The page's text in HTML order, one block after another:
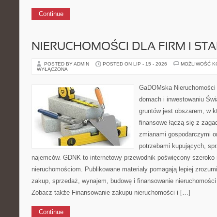
Continue
NIERUCHOMOŚCI DLA FIRM I
POSTED BY ADMIN POSTED ON LIP - 15 - 2026
MOŻLIWOŚĆ
WYŁĄCZONA
GaDOMska
domach i inwestowaniu
gruntów jest obszarem, w
finansowe łączą się z
zmianami gospodarczymi
potrzebami kupujących,
najemców. GDNK to internetowy przewodnik poświęcony szeroko
nieruchomościom. Publikowane materiały pomagają lepiej
zakup, sprzedaż, wynajem, budowę i finansowanie
Zobacz także Finansowanie zakupu nieruchomości i […]
Continue